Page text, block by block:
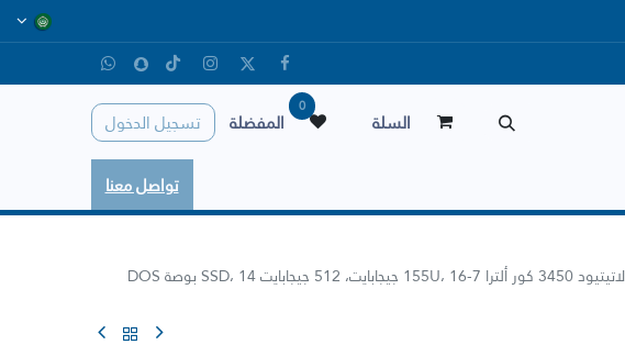
السلة
0
المفضلة
تسجيل الدخول
تواصل معنا
لابتوب ديل لاتيتيود 3450 كور ألترا 7-155U، 16 جيجابايت، 512 جيجابايت SSD، 14 بوصة DOS